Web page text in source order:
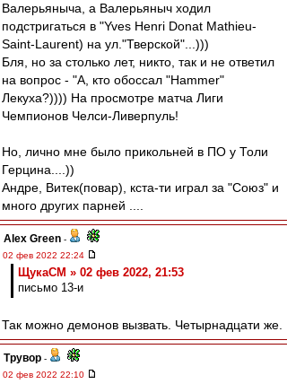
Валерьяныча, а Валерьяныч ходил
подстригаться в "Yves Henri Donat Mathieu-
Saint-Laurent) на ул."Тверской"...)))
Бля, но за столько лет, никто, так и не ответил
на вопрос - "А, кто обоссал "Hammer"
Лекуха?)))) На просмотре матча Лиги
Чемпионов Челси-Ливерпуль!
Но, лично мне было прикольней в ПО у Толи
Герцина....))
Андре, Витек(повар), кста-ти играл за "Союз" и
много других парней ....
Alex Green -
02 фев 2022 22:24
ЩукаСМ » 02 фев 2022, 21:53
письмо 13-и
Так можно демонов вызвать. Четырнадцати же.
Трувор -
02 фев 2022 22:10